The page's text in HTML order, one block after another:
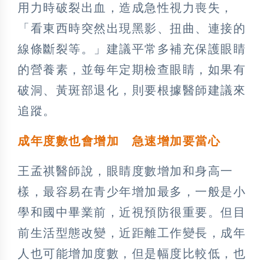
用力時破裂出血，造成急性視力喪失，
「看東西時突然出現黑影、扭曲、連接的
線條斷裂等。」建議平常多補充保護眼睛
的營養素，並每年定期檢查眼睛，如果有
破洞、黃斑部退化，則要根據醫師建議來
追蹤。
成年度數也會增加 急速增加要當心
王孟祺醫師說，眼睛度數增加和身高一
樣，最容易在青少年增加最多，一般是小
學和國中畢業前，近視預防很重要。但目
前生活型態改變，近距離工作變長，成年
人也可能增加度數，但是幅度比較低，也